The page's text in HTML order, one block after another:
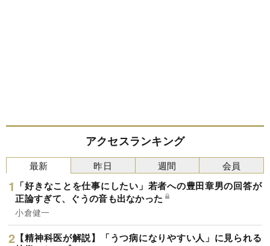
アクセスランキング
最新
「好きなことを仕事にしたい」若者への豊田章男の回答が
正論すぎて、ぐうの音も出なかった
小倉健一
【精神科医が解説】「うつ病になりやすい人」に見られる
昨日 週間 会員